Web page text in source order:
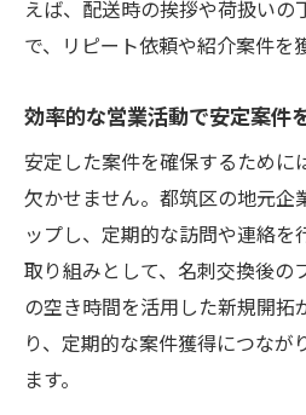
えば、配送時の挨拶や荷扱いの
で、リピート依頼や紹介案件を
効率的な営業活動で安定案件
安定した案件を確保するために
欠かせません。都筑区の地元企
ップし、定期的な訪問や連絡を
取り組みとして、名刺交換後の
の空き時間を活用した新規開拓
り、定期的な案件獲得につなが
ます。